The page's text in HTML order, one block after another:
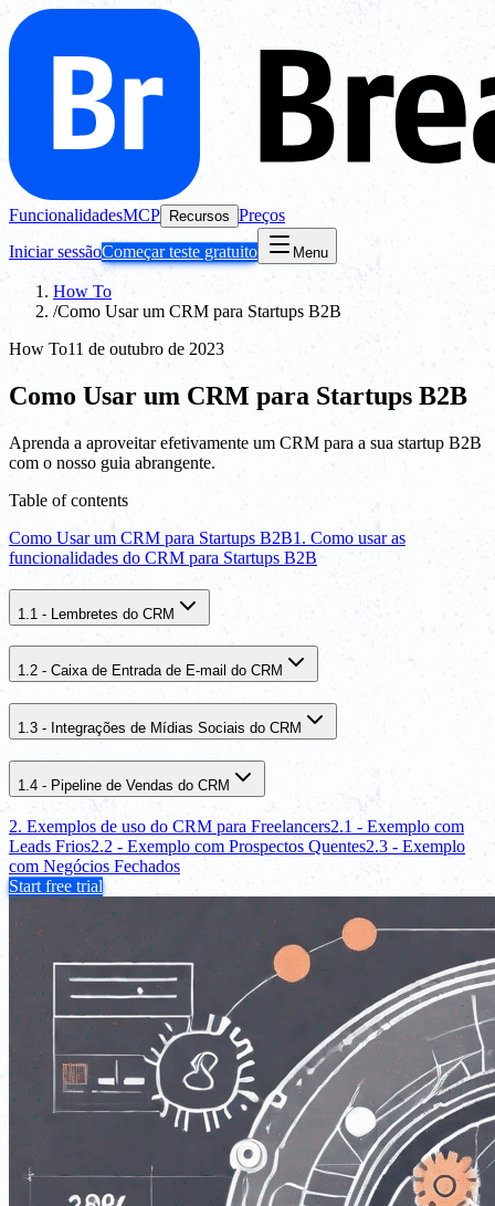
FuncionalidadesMCP Recursos Preços
Iniciar sessãoComeçar teste gratuito Menu
How To
/Como Usar um CRM para Startups B2B
How To11 de outubro de 2023
Como Usar um CRM para Startups B2B
Aprenda a aproveitar efetivamente um CRM para a sua startup B2B
com o nosso guia abrangente.
Table of contents
Como Usar um CRM para Startups B2B1. Como usar as
funcionalidades do CRM para Startups B2B
1.1 - Lembretes do CRM
1.2 - Caixa de Entrada de E-mail do CRM
1.3 - Integrações de Mídias Sociais do CRM
1.4 - Pipeline de Vendas do CRM
2. Exemplos de uso do CRM para Freelancers2.1 - Exemplo com
Leads Frios2.2 - Exemplo com Prospectos Quentes2.3 - Exemplo
com Negócios Fechados
Start free trial